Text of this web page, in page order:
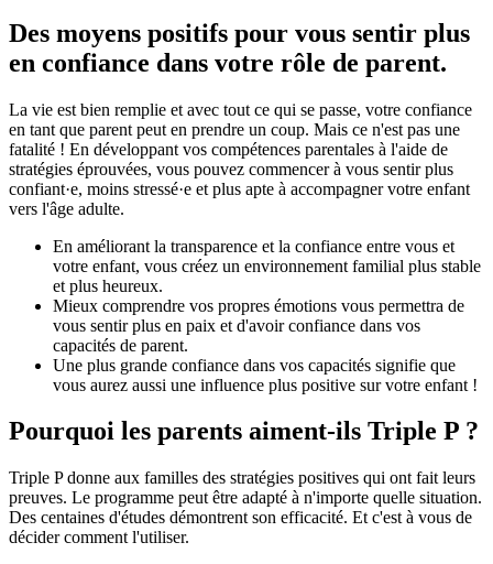
Des moyens positifs pour vous sentir plus
en confiance dans votre rôle de parent.
La vie est bien remplie et avec tout ce qui se passe, votre confiance
en tant que parent peut en prendre un coup. Mais ce n'est pas une
fatalité ! En développant vos compétences parentales à l'aide de
stratégies éprouvées, vous pouvez commencer à vous sentir plus
confiant·e, moins stressé·e et plus apte à accompagner votre enfant
vers l'âge adulte.
En améliorant la transparence et la confiance entre vous et
votre enfant, vous créez un environnement familial plus stable
et plus heureux.
Mieux comprendre vos propres émotions vous permettra de
vous sentir plus en paix et d'avoir confiance dans vos
capacités de parent.
Une plus grande confiance dans vos capacités signifie que
vous aurez aussi une influence plus positive sur votre enfant !
Pourquoi les parents aiment-ils Triple P ?
Triple P donne aux familles des stratégies positives qui ont fait leurs
preuves. Le programme peut être adapté à n'importe quelle situation.
Des centaines d'études démontrent son efficacité. Et c'est à vous de
décider comment l'utiliser.